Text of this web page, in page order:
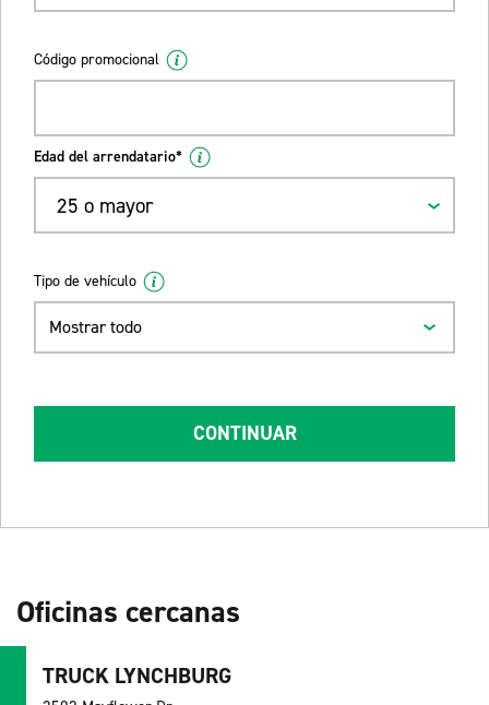
Código promocional
Edad del arrendatario*
25 o mayor
Tipo de vehículo
Mostrar todo
CONTINUAR
Oficinas cercanas
TRUCK LYNCHBURG